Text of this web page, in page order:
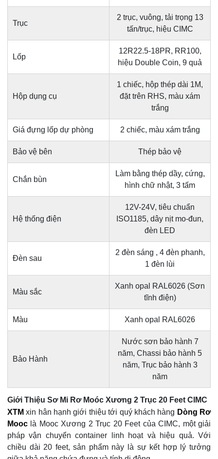
Trục
2 trục, vuông, tải trọng 13
tấn/trục, hiệu CIMC
Lốp
12R22.5-18PR, RR100,
hiệu Double Coin, 9 quả
Hộp dụng cụ
1 chiếc, hộp thép dài 1M,
đặt trên RHS, màu xám
trắng
Giá đựng lốp dự phòng 2 chiếc, màu xám trắng
Bảo vệ bên Thép bảo vệ
Chắn bùn
Làm bằng thép dầy, cứng,
hình chữ nhật, 3 tấm
Hệ thống điện
12V-24V, tiêu chuẩn
ISO1185, dây nịt mo-đun,
đèn LED
Đèn sau
2 đèn sáng , 4 đèn phanh,
1 đèn lùi
Màu sắc
Xanh opal RAL6026 (Sơn
tĩnh điện)
Màu Xanh opal RAL6026
Bảo Hành
Nước sơn bảo hành 7
năm, Chassi bảo hành 5
năm, Trục bảo hành 3
năm
Giới Thiệu Sơ Mi Rơ Moóc Xương 2 Trục 20 Feet CIMC
XTM xin hân hạnh giới thiệu tới quý khách hàng Dòng Rơ
Mooc là Mooc Xương 2 Trục 20 Feet của CIMC, một giải
pháp vận chuyển container linh hoạt và hiệu quả. Với
chiều dài 20 feet, sản phẩm này là sự kết hợp lý tưởng